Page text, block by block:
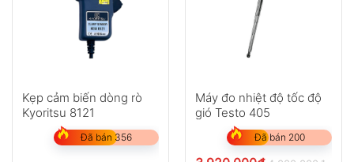
Kẹp cảm biến dòng rò
Kyoritsu 8121
Đã bán 356
Máy đo nhiệt độ tốc độ
gió Testo 405
Đã bán 200